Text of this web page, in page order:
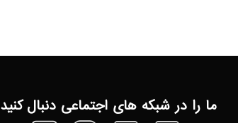
ما را در شبکه های اجتماعی دنبال کنید